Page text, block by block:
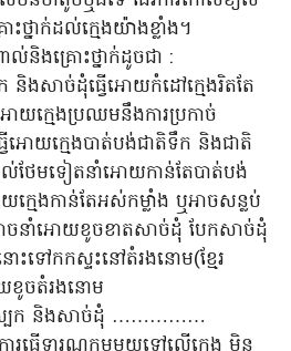
នាក់ដល់ក្មេងយ៉ាងខ្លាំង។
និងគ្រោះថ្នាក់ដូចជា :
ងសាច់ដុំធ្វើអោយកំដៅក្មេងរិតតែ
ោយក្មេងប្រឈមនឹងការប្រកាច់
អោយក្មេងបាត់បង់ជាតិទឹក និងជាតិ
ថែមទៀតនាំអោយកាន់តែបាត់បង់
មេងកាន់តែអស់កម្លាំង ឬអាចសន្លប់
ចនាំអោយខូចខាតសាច់ដុំ បែកសាច់ដុំ
ះទៅកកស្ទះនៅតំរងនោម(ខ្មែរ
ចតំរងនោម
បែក និងសាច់ដុំ ……………